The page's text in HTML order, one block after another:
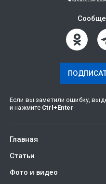
Если вы заметили ошибку,
и нажмите Ctrl +Enter
Главная
Статьи
Фото и видео